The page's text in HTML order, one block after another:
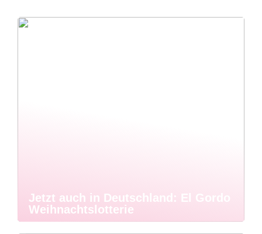
Jetzt auch in Deutschland: El Gordo
Weihnachtslotterie